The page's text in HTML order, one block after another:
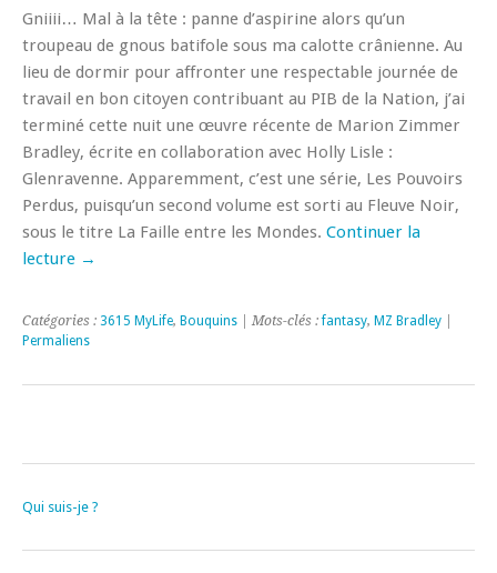
Gniiii… Mal à la tête : panne d’aspirine alors qu’un
troupeau de gnous batifole sous ma calotte crânienne. Au
lieu de dormir pour affronter une respectable journée de
travail en bon citoyen contribuant au PIB de la Nation, j’ai
terminé cette nuit une œuvre récente de Marion Zimmer
Bradley, écrite en collaboration avec Holly Lisle :
Glenravenne. Apparemment, c’est une série, Les Pouvoirs
Perdus, puisqu’un second volume est sorti au Fleuve Noir,
sous le titre La Faille entre les Mondes. Continuer la
lecture →
Catégories : 3615 MyLife, Bouquins | Mots-clés :fantasy, MZ Bradley
Permaliens
Qui suis-je ?